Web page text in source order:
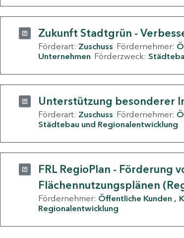
Zukunft Stadtgrün -
Förderart: Zuschuss Fördernehmer:
Unternehmen Förderzweck:
Unterstützung besonderer
Förderart: Zuschuss Fördernehmer:
Städtebau und Regionalentwicklung
FRL RegioPlan - Förderung
Flächennutzungsplänen
Fördernehmer: Öffentliche Kunden
Regionalentwicklung